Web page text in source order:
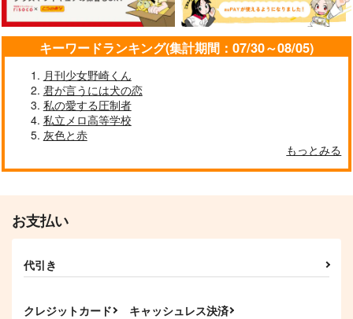
なんにも起きない日4
そらまめごはん
1,100 円（税込）
サンプル
なんにも起きない日5
そらまめごはん
1,100
サンプル
カリム・アルアジーム
サンプル
キーワードランキング(集計期間：07/30～08/05)
月刊少女野崎くん
君が言うには犬の恋
私の愛する圧制者
私立メロ高等学校
灰色と赤
もっとみる
お支払い
代引き
クレジットカード キャッシュレス決済